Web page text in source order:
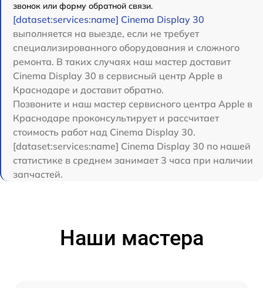
звонок или форму обратной связи.
[dataset:services:name] Cinema Display 30
выполняется на выезде, если не требует
специализированного оборудования и сложного
ремонта. В таких случаях наш мастер доставит
Cinema Display 30 в сервисный центр Apple в
Краснодаре и доставит обратно.
Позвоните и наш мастер сервисного центра Apple в
Краснодаре проконсультирует и рассчитает
стоимость работ над Cinema Display 30.
[dataset:services:name] Cinema Display 30 по нашей
статистике в среднем занимает 3 часа при наличии
запчастей.
Наши мастера